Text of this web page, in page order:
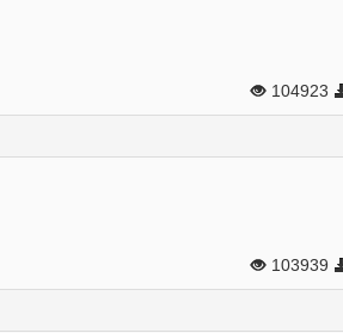
104923
103939